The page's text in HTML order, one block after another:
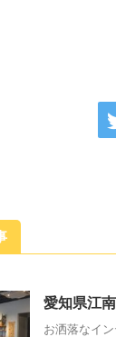
愛知県江
お洒落なイ